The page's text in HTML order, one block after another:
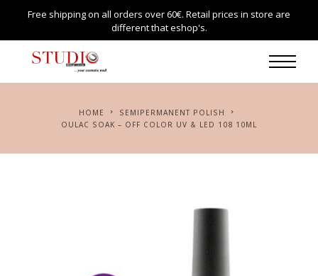
Free shipping on all orders over 60€. Retail prices in store are
different that eshop's.
HOME
SEMIPERMANENT POLISH
OULAC SOAK – OFF COLOR UV & LED 108 10ML